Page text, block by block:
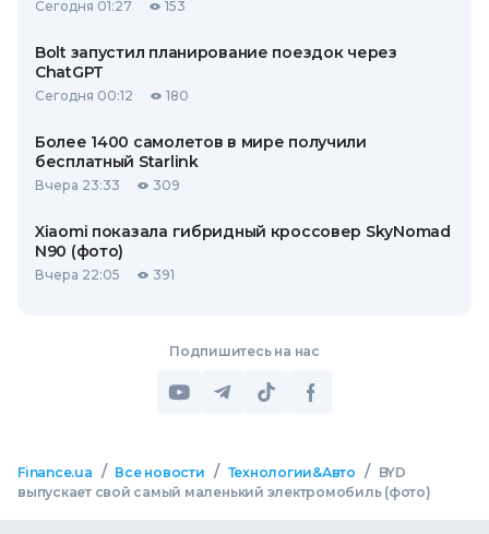
Сегодня 01:27 153
Bolt запустил планирование поездок через
ChatGPT
Сегодня 00:12 180
Более 1400 самолетов в мире получили
бесплатный Starlink
Вчера 23:33 309
Xiaomi показала гибридный кроссовер SkyNomad
N90 (фото)
Вчера 22:05 391
Подпишитесь на нас
Finance.ua / Все новости / Технологии&Авто /
BYD
выпускает свой самый маленький электромобиль (фото)